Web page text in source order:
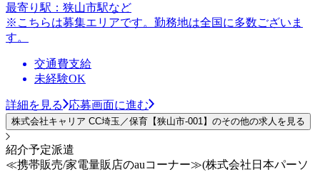
最寄り駅：狭山市駅など
※こちらは募集エリアです。勤務地は全国に多数ございま
す。
交通費支給
未経験OK
詳細を見る 応募画面に進む
株式会社キャリア CC埼玉／保育【狭山市-001】のその他の求人を見る
紹介予定派遣
≪携帯販売/家電量販店のauコーナー≫(株式会社日本パーソ